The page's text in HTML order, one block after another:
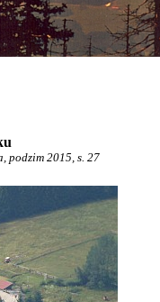
podzim 2015, s. 27